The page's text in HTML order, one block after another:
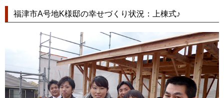
福津市A号地K様邸の幸せづくり状況：上棟式♪